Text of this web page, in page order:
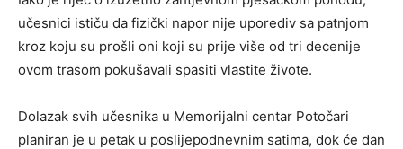
učesnici ističu da fizički napor nije uporediv sa patnjom
kroz koju su prošli oni koji su prije više od tri decenije
ovom trasom pokušavali spasiti vlastite živote.
Dolazak svih učesnika u Memorijalni centar Potočari
planiran je u petak u poslijepodnevnim satima, dok će dan